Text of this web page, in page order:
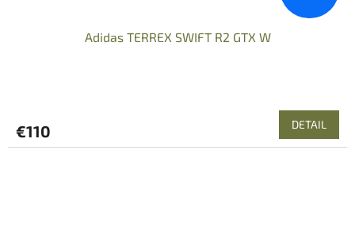
Adidas TERREX SWIFT R2 GTX W
€110 DETAIL